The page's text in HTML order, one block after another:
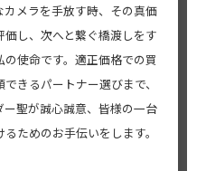
カメラを手放す時、その真価
価し、次へと繋ぐ橋渡しをす
の使命です。適正価格での買
きるパートナー選びまで、
ー聖が誠心誠意、皆様の一台
ためのお手伝いをします。